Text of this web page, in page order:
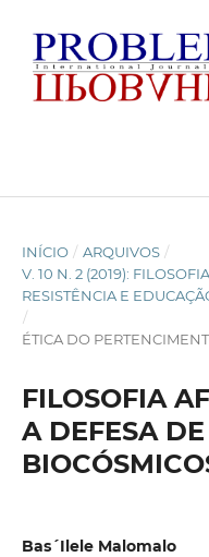
INÍCIO / ARQUIVOS /
V. 10 N. 2 (2019):
RESISTÊNCIA E
/
ÉTICA DO
FILOSOFIA
A DEFESA
Bas´Ilele Malomalo